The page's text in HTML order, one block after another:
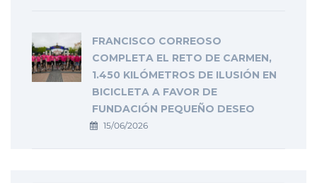
FRANCISCO CORREOSO
COMPLETA EL RETO DE CARMEN,
1.450 KILÓMETROS DE ILUSIÓN EN
BICICLETA A FAVOR DE
FUNDACIÓN PEQUEÑO DESEO
15/06/2026